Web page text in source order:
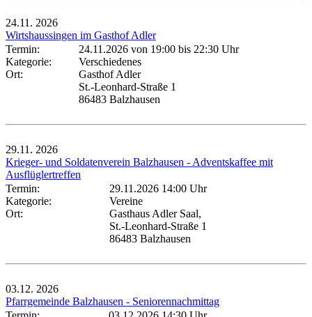
24.11. 2026
Wirtshaussingen im Gasthof Adler
Termin:
24.11.2026 von 19:00 bis 22:30 Uhr
Kategorie:
Verschiedenes
Ort:
Gasthof Adler
St.-Leonhard-Straße 1
86483 Balzhausen
29.11. 2026
Krieger- und Soldatenverein Balzhausen - Adventskaffee mit
Ausflüglertreffen
Termin:
29.11.2026 14:00 Uhr
Kategorie:
Vereine
Ort:
Gasthaus Adler Saal,
St.-Leonhard-Straße 1
86483 Balzhausen
03.12. 2026
Pfarrgemeinde Balzhausen - Seniorennachmittag